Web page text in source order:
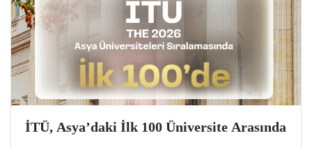
İTÜ, Asya’daki İlk 100 Üniversite Arasında